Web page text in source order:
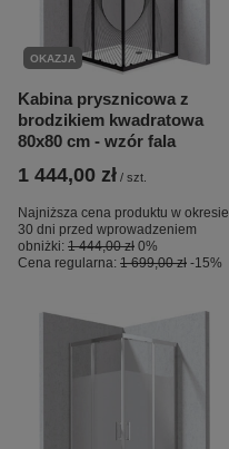
OKAZJA
Kabina prysznicowa z
brodzikiem kwadratowa
80x80 cm - wzór fala
1 444,00 zł / szt.
Najniższa cena produktu w okresie
30 dni przed wprowadzeniem
obniżki: 1 444,00 zł 0%
Cena regularna: 1 699,00 zł -15%